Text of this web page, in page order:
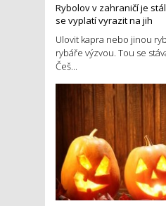
Rybolov v zahraničí je
se vyplatí vyrazit na jih
Ulovit kapra nebo jinou
rybáře výzvou. Tou se
Češ...